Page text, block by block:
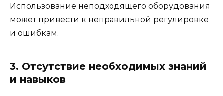
Использование неподходящего оборудования
может привести к неправильной регулировке
и ошибкам.
3. Отсутствие необходимых знаний
и навыков